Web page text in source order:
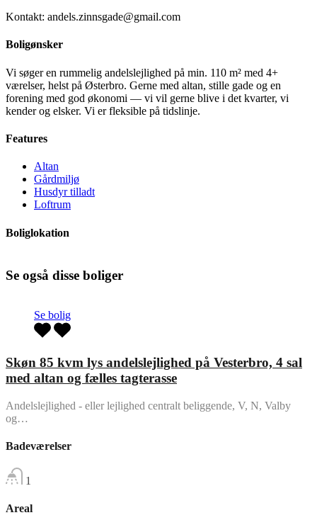
Kontakt: andels.zinnsgade@gmail.com
Boligønsker
Vi søger en rummelig andelslejlighed på min. 110 m² med 4+
værelser, helst på Østerbro. Gerne med altan, stille gade og en
forening med god økonomi — vi vil gerne blive i det kvarter, vi
kender og elsker. Vi er fleksible på tidslinje.
Features
Altan
Gårdmiljø
Husdyr tilladt
Loftrum
Boliglokation
Se også disse boliger
Se bolig
Skøn 85 kvm lys andelslejlighed på Vesterbro, 4 sal
med altan og fælles tagterasse
Andelslejlighed - eller lejlighed centralt beliggende, V, N, Valby
og…
Badeværelser
1
Areal